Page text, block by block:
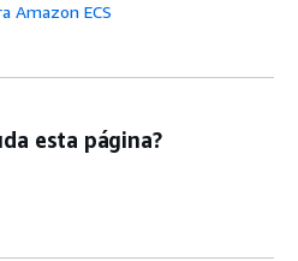
Amazon ECS
esta página?